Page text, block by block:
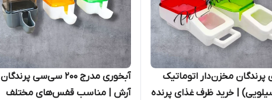
پرندگان مخزن‌دار اتوماتیک
| خرید ظرف غذای پرنده
آبخوری مدرج ۲۰۰ سی‌سی پرندگان
آرش | مناسب قفس‌های مختلف